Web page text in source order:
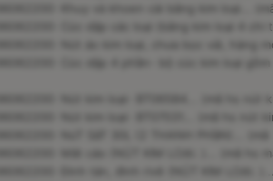
Khuy và khoen cài bằng kim loại...
Cúc dập các loại (bằng kim loại 4
Nút áo kim loại, chưa bọc vải, hàng
Nút kim loại- BT06584... (mã hs nút
Nút kim loại- BT07031... (mã hs nút
Mắt cáo (NÚT KIM LOẠI. )... (mã hs
Đinh tán, đinh rivê (NÚT KIM LOẠI.